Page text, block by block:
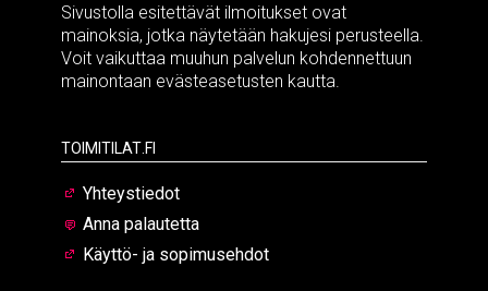
Sivustolla esitettävät ilmoitukset ovat
mainoksia, jotka näytetään hakujesi perusteella.
Voit vaikuttaa muuhun palvelun kohdennettuun
mainontaan evästeasetusten kautta.
Toimitilat.fi
Yhteystiedot
Anna palautetta
Käyttö- ja sopimusehdot